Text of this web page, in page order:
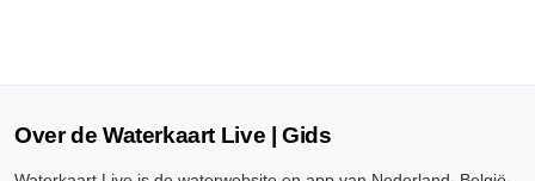
Over de Waterkaart Live | Gids